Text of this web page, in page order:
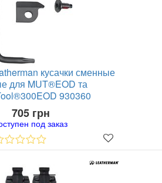
кусачки сменные
для MUT®EOD та
930360
705 грн
под заказ